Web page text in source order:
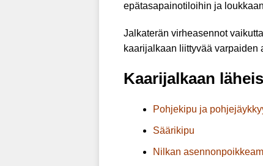
epätasapainotiloihin ja
Jalkaterän virheasennot
kaarijalkaan liittyvää varpaiden
Kaarijalkaan
Pohjekipu ja
Säärikipu
Nilkan